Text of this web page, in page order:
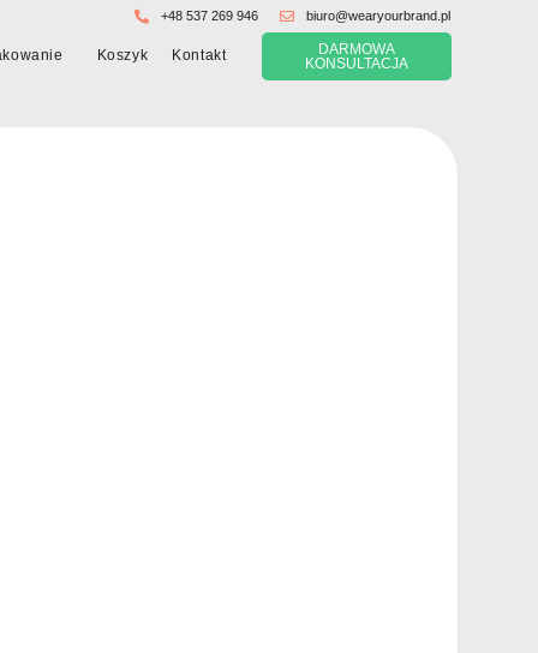
+48 537 269 946 biuro@wearyourbrand.pl
Koszyk Kontakt
DARMOWA
KONSULTACJA